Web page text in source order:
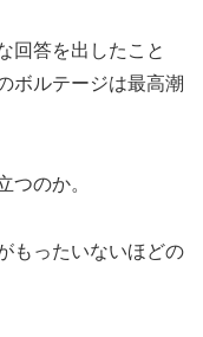
回答を出したこと
ボルテージは最高潮
つのか。
もったいないほどの